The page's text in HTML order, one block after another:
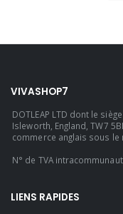
VIVASHOP7
DOTLEAP LTD dont le
Isleworth, England, TW7
commerce anglais sous le
N° de TVA
LIENS RAPIDES